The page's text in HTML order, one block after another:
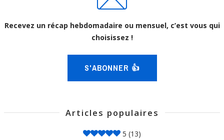
Recevez un récap hebdomadaire ou mensuel, c’est vous qui
choisissez !
S'ABONNER 👍
Articles populaires
5 (13)